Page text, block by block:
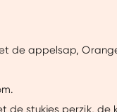
de appelsap,
de stukjes perzik,